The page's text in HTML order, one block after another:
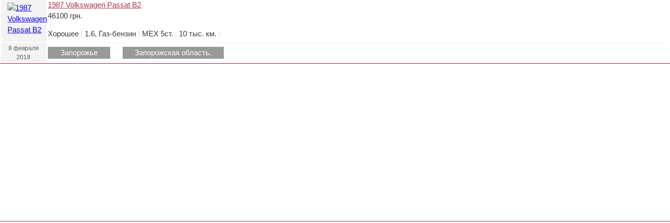
1987 Volkswagen Passat B2
46100 грн.
Хорошее 1.6, Газ-бензин МЕХ 5ст. 10 тыс. км.
8 февраля
2018
Запорожье Запорожская область.